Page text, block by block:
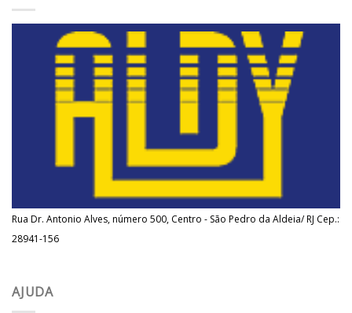
Rua Dr. Antonio Alves, número 500, Centro - São Pedro da Aldeia/ RJ Cep.:
28941-156
AJUDA